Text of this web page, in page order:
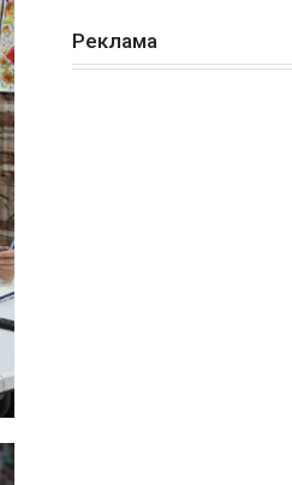
Реклама